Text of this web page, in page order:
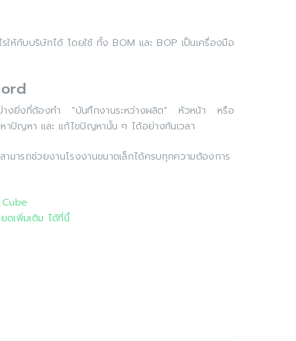
ให้กับบริษัทได้ โดยใช้ ทั้ง BOM และ BOP เป็นเครื่องมือ
ย่างยิ่งที่ต้องทำ "บันทึกงานระหว่างผลิต" หัวหน้า หรือ
าปัญหา และ แก้ไขปัญหานั้น ๆ ได้อย่างทันเวลา
มารถช่วยงานโรงงานขนาดเล็กได้ครบทุกความต้องการ
ยดเพิ่มเติม ได้ที่นี้